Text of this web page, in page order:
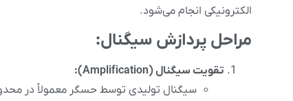
الکترونیکی انجام می‌شود.
مراحل پردازش سیگنال:
تقویت سیگنال (Amplification):
سیگنال تولیدی توسط حسگر معمولاً در